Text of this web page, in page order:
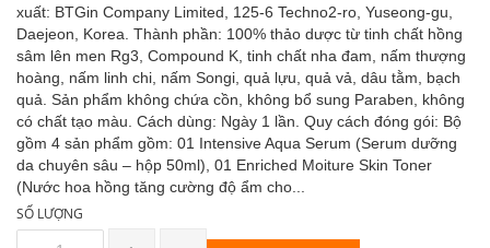
xuất: BTGin Company Limited, 125-6 Techno2-ro, Yuseong-gu,
Daejeon, Korea. Thành phần: 100% thảo dược từ tinh chất hồng
sâm lên men Rg3, Compound K, tinh chất nha đam, nấm thượng
hoàng, nấm linh chi, nấm Songi, quả lựu, quả vả, dâu tằm, bạch
quả. Sản phẩm không chứa cồn, không bổ sung Paraben, không
có chất tạo màu. Cách dùng: Ngày 1 lần. Quy cách đóng gói: Bộ
gồm 4 sản phẩm gồm: 01 Intensive Aqua Serum (Serum dưỡng
da chuyên sâu – hộp 50ml), 01 Enriched Moiture Skin Toner
(Nước hoa hồng tăng cường độ ẩm cho...
SỐ LƯỢNG